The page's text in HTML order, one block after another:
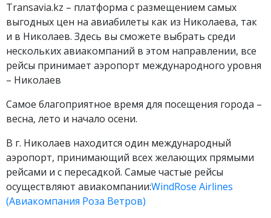
Transavia.kz – платформа с размещением самых
выгодных цен на авиабилеты как из Николаева, так
и в Николаев. Здесь вы сможете выбрать среди
нескольких авиакомпаний в этом направлении, все
рейсы принимает аэропорт международного уровня
– Николаев
Самое благоприятное время для посещения города –
весна, лето и начало осени.
В г. Николаев находится один международный
аэропорт, принимающий всех желающих прямыми
рейсами и с пересадкой. Самые частые рейсы
осуществляют авиакомпании:WindRose Airlines
(Авиакомпания Роза Ветров)